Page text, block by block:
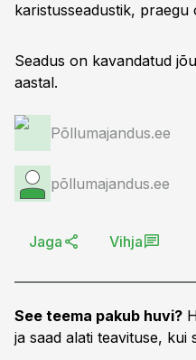
karistusseadustik,
Seadus on kavandatud
aastal.
Põllumajandus.ee
põllumajandus.ee
Jaga Vihja
See teema pakub huvi?
ja saad alati teavituse, kui